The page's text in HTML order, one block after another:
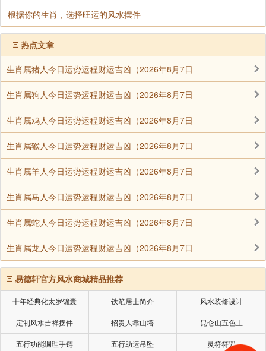
2. 鱼的数目与颜色
求财：红/金鱼（6红+1黑=火生土稳财）
化煞：黑鱼（属水，1或6条）
健康：青/黑鱼（3青+2黑=木水相生）。
3. 布景秘诀
鱼缸靠墙，背景挂《瀑布图》象征财源滚滚。
旁放绿植（如发财树），形成“水生木→木生火”能
量链。
小调整激活财库！
鱼缸是“活风水”，勤换水、保鱼活才能流转财气！
避免过大（＜客厅1/4面积）、忌假山压鱼。摆对方位
根据你的生肖，选择旺运的风水摆件
Ξ 热点文章
生肖属猪人今日运势运程财运吉凶（2026年8月7日
生肖属狗人今日运势运程财运吉凶（2026年8月7日
生肖属鸡人今日运势运程财运吉凶（2026年8月7日
生肖属猴人今日运势运程财运吉凶（2026年8月7日
生肖属羊人今日运势运程财运吉凶（2026年8月7日
生肖属马人今日运势运程财运吉凶（2026年8月7日
生肖属蛇人今日运势运程财运吉凶（2026年8月7日
生肖属龙人今日运势运程财运吉凶（2026年8月7日
Ξ 易德轩官方风水商城精品推荐
十年经典化太岁锦囊 铁笔居士简介 风水装修设计
定制风水吉祥摆件 招贵人靠山塔 昆仑山五色土
五行功能调理手链 五行助运吊坠 灵符符咒